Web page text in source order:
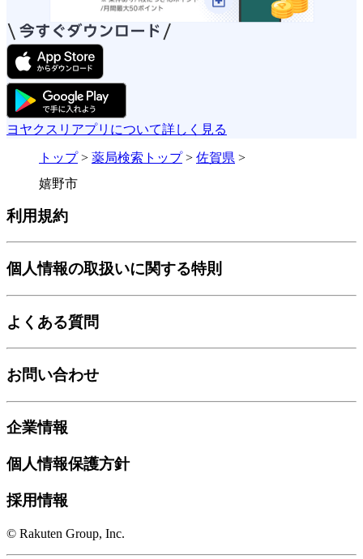
ヨヤクスリアプリについて詳しく見る
トップ> 薬局検索トップ> 佐賀県 >
嬉野市
利用規約
個人情報の取扱いに関する特則
よくある質問
お問い合わせ
企業情報
個人情報保護方針
採用情報
© Rakuten Group, Inc.